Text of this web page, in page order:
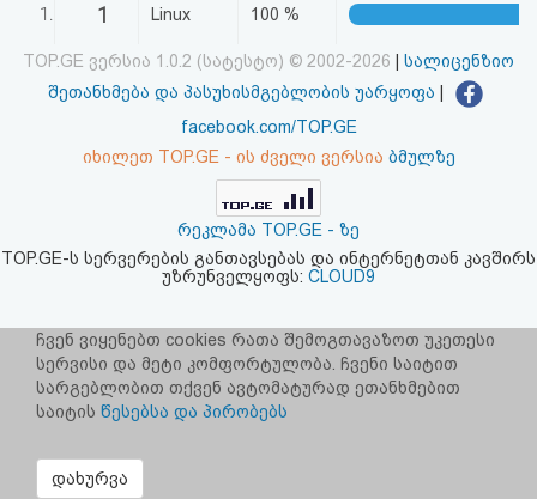
კოდი
სალიცენზიო
პასუხისმგებლობის
უარყოფა
1. 1 Linux 100 %
TOP.GE ვერსია 1.0.2 (სატესტო) © 2002-2026
სალიცენზიო
შეთანხმება და პასუხისმგებლობის უარყოფა
facebook.com/TOP.GE
იხილეთ TOP.GE - ის ძველი ვერსია ბმულზე
რეკლამა TOP.GE - ზე
TOP.GE-ს სერვერების განთავსებას და ინტერნეტთან კავშირს
უზრუნველყოფს: CLOUD9
ჩვენ ვიყენებთ cookies რათა შემოგთავაზოთ უკეთესი
სერვისი და მეტი კომფორტულობა. ჩვენი საიტით
სარგებლობით თქვენ ავტომატურად ეთანხმებით
საიტის წესებსა და პირობებს
დახურვა